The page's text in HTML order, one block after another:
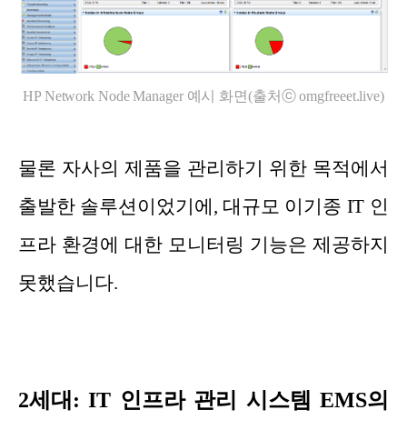
HP Network Node Manager 예시 화면(출처ⓒ omgfreeet.live)
물론 자사의 제품을 관리하기 위한 목적에서
출발한 솔루션이었기에, 대규모 이기종 IT 인
프라 환경에 대한 모니터링 기능은 제공하지
못했습니다.
2세대: IT 인프라 관리 시스템 EMS의